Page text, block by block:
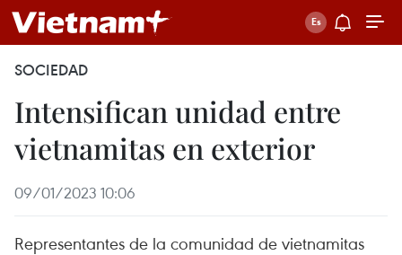
SOCIEDAD
Intensifican unidad entre
vietnamitas en exterior
09/01/2023 10:06
Representantes de la comunidad de vietnamitas